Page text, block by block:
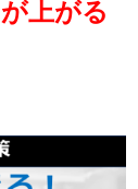
上がる